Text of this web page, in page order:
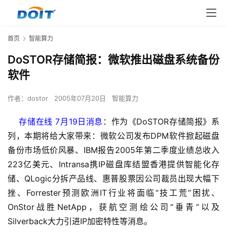
首页 智能算力
DoSTOR存储简报：微软推出磁盘系统备份
软件
作者： dostor 2005年07月20日 智能算力
存储在线 7月19日消息 ：作为《DoSTOR存储简报》系
列，本期将给大家带来：微软公司发布DPM软件掀起磁盘
备份市场低价风暴、IBM报告2005年第二季度业绩总收入
223亿美元、Intransa携IP磁盘库结盟香港提供智能化存
储、QLogic分拆产品线、惠普股票因公司裁员出现大幅下
挫、Forrester预测欧洲IT行业将面临“技工荒”困扰、
OnStor战胜NetApp，获航空测绘公司“垂青”以及
Silverback大力引进IP加密特性等消息。